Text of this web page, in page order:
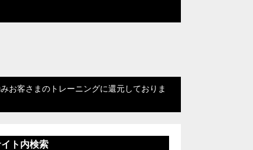
お客さまのトレーニングに還元しておりま
ト内検索